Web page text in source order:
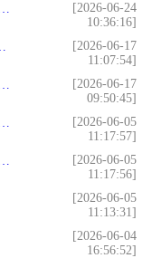
[2026-06-24
10:36:16]
[2026-06-17
11:07:54]
[2026-06-17
09:50:45]
[2026-06-05
11:17:57]
[2026-06-05
11:17:56]
[2026-06-05
11:13:31]
[2026-06-04
16:56:52]